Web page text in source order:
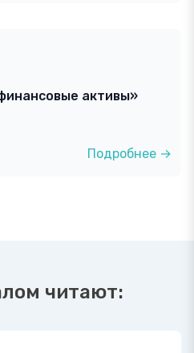
активы»
Подробнее →
читают: